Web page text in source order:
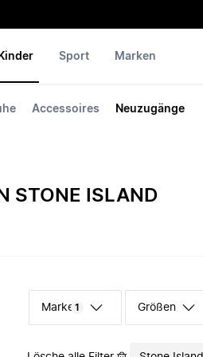
Kinder
Accessoires Neuzugänge
Sport Marken
STONE ISLAND
Marke 1 Größen